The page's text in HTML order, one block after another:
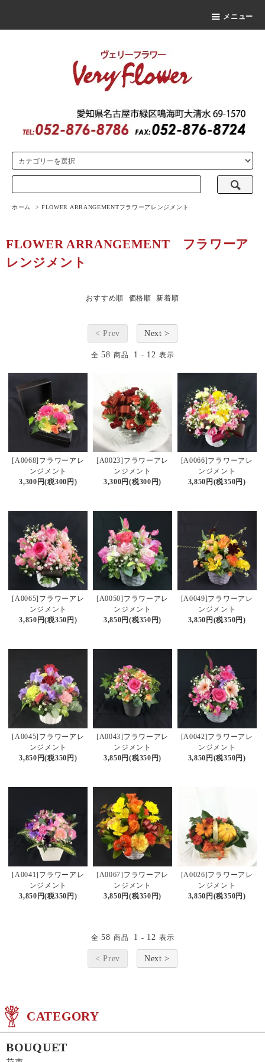
メニュー
ホーム > FLOWER ARRANGEMENTフラワーアレンジメント
FLOWER ARRANGEMENT
フラワーア
レンジメント
おすすめ順 価格順 新着順
< Prev Next >
全 58 商品 1 - 12 表示
[A0068]フラワーアレ
ンジメント
3,300円(税300円)
[A0023]フラワーアレ
ンジメント
3,300円(税300円)
[A0066]フラワーアレ
ンジメント
3,850円(税350円)
[A0065]フラワーアレ
ンジメント
3,850円(税350円)
[A0050]フラワーアレ
ンジメント
3,850円(税350円)
[A0049]フラワーアレ
ンジメント
3,850円(税350円)
[A0045]フラワーアレ
ンジメント
3,850円(税350円)
[A0043]フラワーアレ
ンジメント
3,850円(税350円)
[A0042]フラワーアレ
ンジメント
3,850円(税350円)
[A0041]フラワーアレ
ンジメント
3,850円(税350円)
[A0067]フラワーアレ
ンジメント
3,850円(税350円)
[A0026]フラワーアレ
ンジメント
3,850円(税350円)
全 58 商品 1 - 12 表示
< Prev Next >
CATEGORY
BOUQUET